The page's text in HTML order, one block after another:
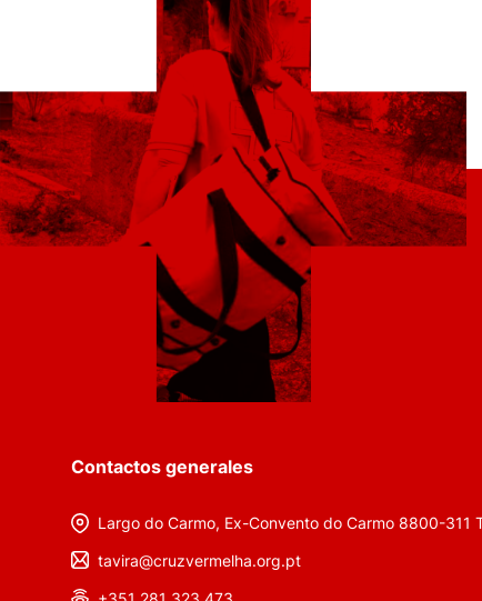
Contactos generales
Largo do Carmo, Ex-Convento do Carmo 8800-311
tavira@cruzvermelha.org.pt